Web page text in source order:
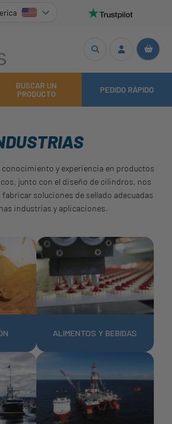
BUSCAR UN
PRODUCTO
PEDIDO RÁPIDO
conocimiento y experiencia en productos
junto con el diseño de cilindros, nos
soluciones de sellado adecuadas
industrias y aplicaciones.
ALIMENTOS Y BEBIDAS